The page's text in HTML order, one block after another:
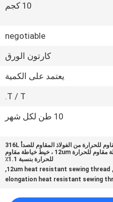
10 كجم
negotiable
كارتون الورق
يعتمد على الكمية
T / T.
10 طن لكل شهر
خيط خياطة مقاوم للحرارة من الفولاذ المقاوم للصدأ 316L
، خيط خياطة مقاوم للحرارة 12um ، خيط خياطة مقاوم
للحرارة بنسبة 1.1٪
,
12um heat resistant sewing thread
,